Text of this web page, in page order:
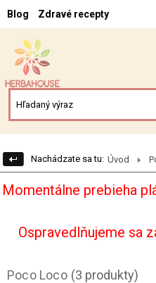
Blog Zdravé recepty
Nachádzate sa tu: Úvod
Momentálne prebieha
Ospravedlňujeme sa
Poco Loco (3 produkty)